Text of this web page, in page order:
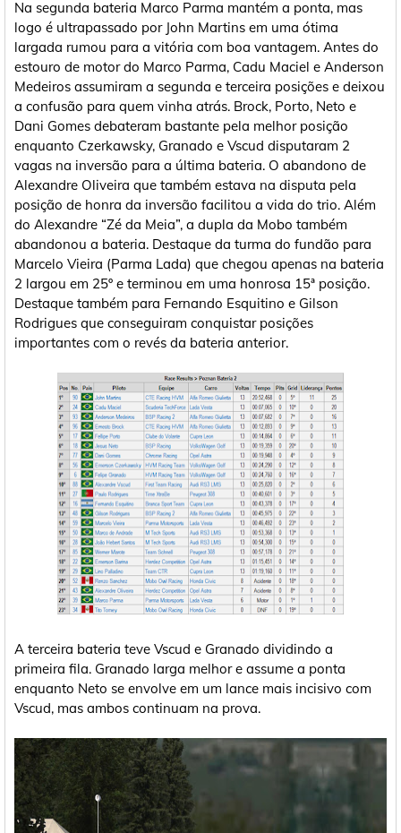
Na segunda bateria Marco Parma mantém a ponta, mas
logo é ultrapassado por John Martins em uma ótima
largada rumou para a vitória com boa vantagem. Antes do
estouro de motor do Marco Parma, Cadu Maciel e Anderson
Medeiros assumiram a segunda e terceira posições e deixou
a confusão para quem vinha atrás. Brock, Porto, Neto e
Dani Gomes debateram bastante pela melhor posição
enquanto Czerkawsky, Granado e Vscud disputaram 2
vagas na inversão para a última bateria. O abandono de
Alexandre Oliveira que também estava na disputa pela
posição de honra da inversão facilitou a vida do trio. Além
do Alexandre “Zé da Meia”, a dupla da Mobo também
abandonou a bateria. Destaque da turma do fundão para
Marcelo Vieira (Parma Lada) que chegou apenas na bateria
2 largou em 25º e terminou em uma honrosa 15ª posição.
Destaque também para Fernando Esquitino e Gilson
Rodrigues que conseguiram conquistar posições
importantes com o revés da bateria anterior.
A terceira bateria teve Vscud e Granado dividindo a
primeira fila. Granado larga melhor e assume a ponta
enquanto Neto se envolve em um lance mais incisivo com
Vscud, mas ambos continuam na prova.